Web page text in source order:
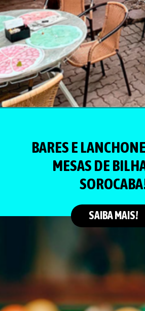
BARES E
MESAS DE
SAIBA MAIS!